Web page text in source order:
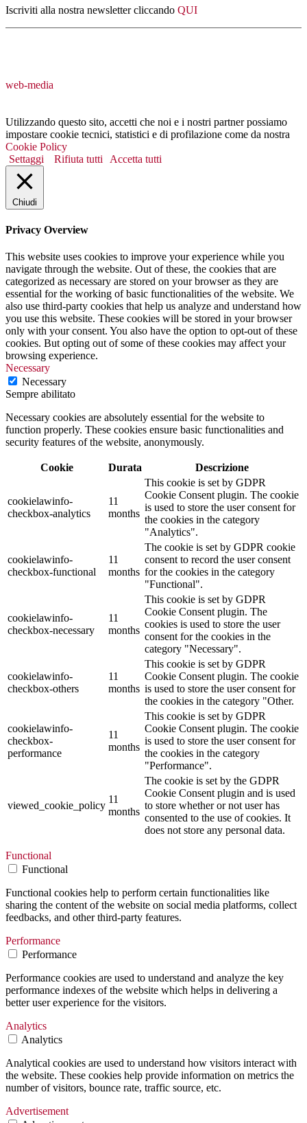
Iscriviti alla nostra newsletter cliccando QUI
web-media
Utilizzando questo sito, accetti che noi e i nostri partner possiamo
impostare cookie tecnici, statistici e di profilazione come da nostra
Cookie Policy
Settaggi
Rifiuta tutti Accetta tutti
Chiudi
Privacy Overview
This website uses cookies to improve your experience while you
navigate through the website. Out of these, the cookies that are
categorized as necessary are stored on your browser as they are
essential for the working of basic functionalities of the website. We
also use third-party cookies that help us analyze and understand how
you use this website. These cookies will be stored in your browser
only with your consent. You also have the option to opt-out of these
cookies. But opting out of some of these cookies may affect your
browsing experience.
Necessary
Necessary
Sempre abilitato
Necessary cookies are absolutely essential for the website to
function properly. These cookies ensure basic functionalities and
security features of the website, anonymously.
Cookie Durata Descrizione
cookielawinfo-
checkbox-analytics
11
months
This cookie is set by GDPR
Cookie Consent plugin. The cookie
is used to store the user consent for
the cookies in the category
"Analytics".
cookielawinfo-
checkbox-functional
11
months
The cookie is set by GDPR cookie
consent to record the user consent
for the cookies in the category
"Functional".
cookielawinfo-
checkbox-necessary
11
months
This cookie is set by GDPR
Cookie Consent plugin. The
cookies is used to store the user
consent for the cookies in the
category "Necessary".
cookielawinfo-
checkbox-others
11
months
This cookie is set by GDPR
Cookie Consent plugin. The cookie
is used to store the user consent for
the cookies in the category "Other.
cookielawinfo-
checkbox-
performance
11
months
This cookie is set by GDPR
Cookie Consent plugin. The cookie
is used to store the user consent for
the cookies in the category
"Performance".
viewed_cookie_policy
11
months
The cookie is set by the GDPR
Cookie Consent plugin and is used
to store whether or not user has
consented to the use of cookies. It
does not store any personal data.
Functional
Functional
Functional cookies help to perform certain functionalities like
sharing the content of the website on social media platforms, collect
feedbacks, and other third-party features.
Performance
Performance
Performance cookies are used to understand and analyze the key
performance indexes of the website which helps in delivering a
better user experience for the visitors.
Analytics
Analytics
Analytical cookies are used to understand how visitors interact with
the website. These cookies help provide information on metrics the
number of visitors, bounce rate, traffic source, etc.
Advertisement